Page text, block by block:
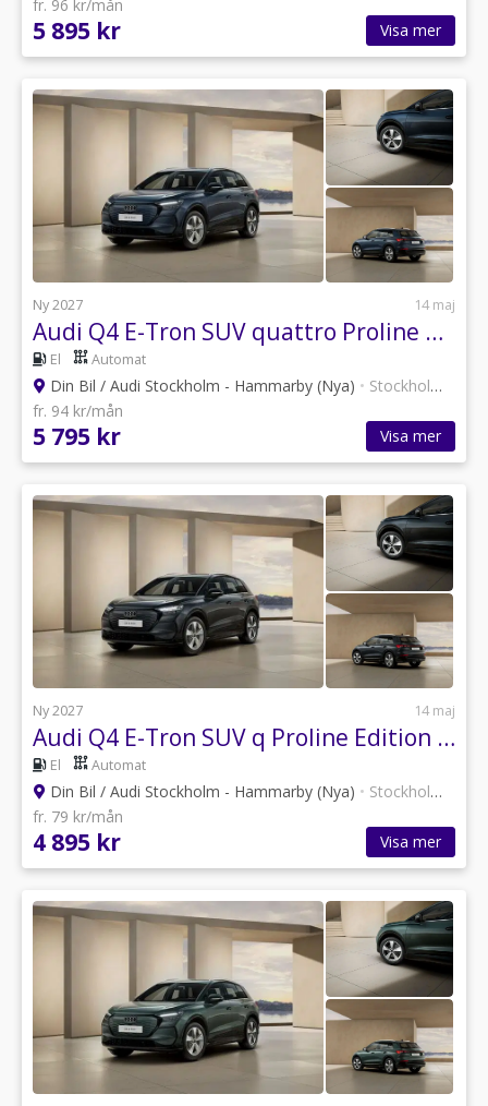
fr. 96 kr/mån
5 895 kr Visa mer
Ny 2027 14 maj
Audi Q4 E-Tron SUV quattro Proline Edition 220,00 kW *Privatleasing*
El Automat
Din Bil / Audi Stockholm - Hammarby (Nya) • Stockholm
fr. 94 kr/mån
5 795 kr Visa mer
Ny 2027 14 maj
Audi Q4 E-Tron SUV q Proline Edition Evolu 220,00 kW *Businesslease*
El Automat
Din Bil / Audi Stockholm - Hammarby (Nya) • Stockholm
fr. 79 kr/mån
4 895 kr Visa mer